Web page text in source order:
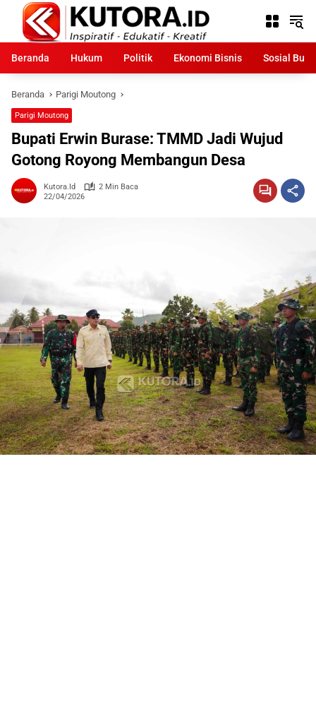
Langsung
konten
Beranda
Hukum Politik Ekonomi Bisnis Sosial
Beranda Parigi Moutong
Parigi Moutong
Bupati Erwin Burase: TMMD Jadi Wujud
Gotong Royong Membangun Desa
Kutora.id
2 Min Baca
22/04/2026